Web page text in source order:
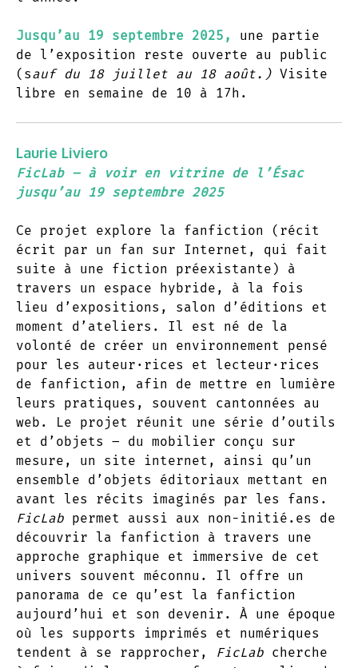
Jusqu’au 19 septembre 2025,
une partie
de l’exposition reste ouverte au public
(sauf du 18 juillet au 18 août.) Visite
libre en semaine de 10 à 17h.
Laurie Liviero
FicLab – à voir en vitrine de l’Ésac
jusqu’au 19 septembre 2025
Ce projet explore la fanfiction (récit
écrit par un fan sur Internet, qui fait
suite à une fiction préexistante) à
travers un espace hybride, à la fois
lieu d’expositions, salon d’éditions et
moment d’ateliers. Il est né de la
volonté de créer un environnement pensé
pour les auteur·rices et lecteur·rices
de fanfiction, afin de mettre en lumière
leurs pratiques, souvent cantonnées au
web. Le projet réunit une série d’outils
et d’objets – du mobilier conçu sur
mesure, un site internet, ainsi qu’un
ensemble d’objets éditoriaux mettant en
avant les récits imaginés par les fans.
FicLab permet aussi aux non-initié.es de
découvrir la fanfiction à travers une
approche graphique et immersive de cet
univers souvent méconnu. Il offre un
panorama de ce qu’est la fanfiction
aujourd’hui et son devenir. À une époque
où les supports imprimés et numériques
tendent à se rapprocher,
FicLab cherche